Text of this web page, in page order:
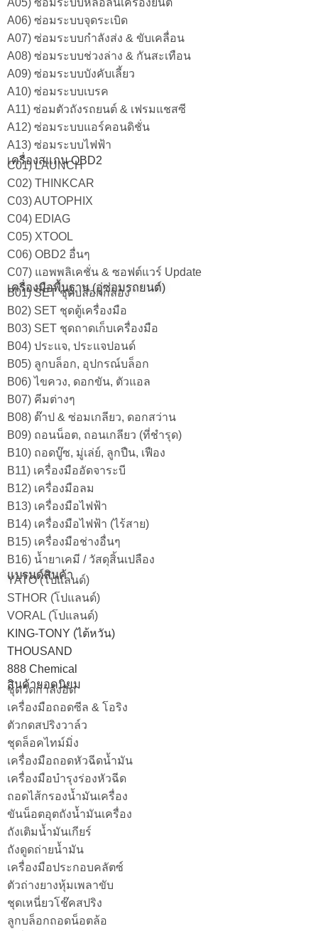
A06) ซ่อมระบบจุดระเบิด
A07) ซ่อมระบบกำลังส่ง & ขับเคลื่อน
A08) ซ่อมระบบช่วงล่าง & กันสะเทือน
A09) ซ่อมระบบบังคับเลี้ยว
A10) ซ่อมระบบเบรค
A11) ซ่อมตัวถังรถยนต์ & เฟรมแชสซี
A12) ซ่อมระบบแอร์คอนดิชั่น
A13) ซ่อมระบบไฟฟ้า
เครื่องสแกน OBD2
C01) LAUNCH
C02) THINKCAR
C03) AUTOPHIX
C04) EDIAG
C05) XTOOL
C06) OBD2 อื่นๆ
C07) แอพพลิเคชั่น & ซอฟต์แวร์ Update
เครื่องมือพื้นฐาน (อู่ซ่อมรถยนต์)
B01) SET ชุดบล็อกกล่อง
B02) SET ชุดตู้เครื่องมือ
B03) SET ชุดถาดเก็บเครื่องมือ
B04) ประแจ, ประแจปอนด์
B05) ลูกบล็อก, อุปกรณ์บล็อก
B06) ไขควง, ดอกขัน, ตัวแอล
B07) คีมต่างๆ
B08) ต๊าป & ซ่อมเกลียว, ดอกสว่าน
B09) ถอนน็อต, ถอนเกลียว (ที่ชำรุด)
B10) ถอดบู๊ซ, มู่เล่ย์, ลูกปืน, เฟือง
B11) เครื่องมืออัดจาระบี
B12) เครื่องมือลม
B13) เครื่องมือไฟฟ้า
B14) เครื่องมือไฟฟ้า (ไร้สาย)
B15) เครื่องมือช่างอื่นๆ
B16) น้ำยาเคมี / วัสดุสิ้นเปลือง
แบรนด์สินค้า
YATO (โปแลนด์)
STHOR (โปแลนด์)
VORAL (โปแลนด์)
KING-TONY (ไต้หวัน)
THOUSAND
888 Chemical
สินค้ายอดนิยม
ชุดวัดกำลังอัด
เครื่องมือถอดซีล & โอริง
ตัวกดสปริงวาล์ว
ชุดล็อคไทม์มิ่ง
เครื่องมือถอดหัวฉีดน้ำมัน
เครื่องมือบำรุงร่องหัวฉีด
ถอดไส้กรองน้ำมันเครื่อง
ขันน็อตอุตถังน้ำมันเครื่อง
ถังเติมน้ำมันเกียร์
ถังดูดถ่ายน้ำมัน
เครื่องมือประกอบคลัตซ์
ตัวถ่างยางหุ้มเพลาขับ
ชุดเหนี่ยวโช๊คสปริง
ลูกบล็อกถอดน็อตล้อ